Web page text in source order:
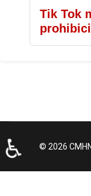
Tik Tok
© 2026